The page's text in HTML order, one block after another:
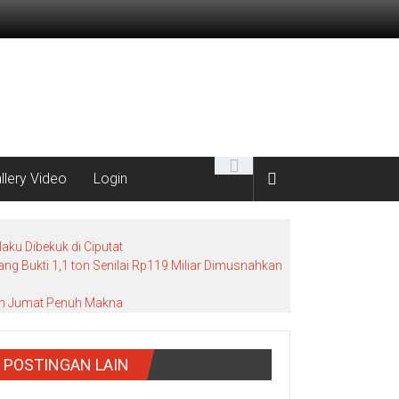
Video Login
Dibekuk di Ciputat
Bukti 1,1 ton Senilai Rp119 Miliar Dimusnahkan
Jumat Penuh Makna
POSTINGAN LAIN